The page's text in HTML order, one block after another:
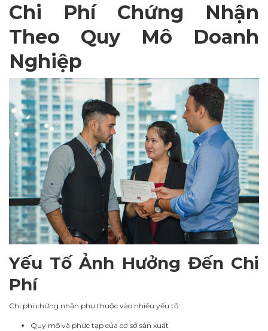
Chi Phí Chứng Nhận
Theo Quy Mô Doanh
Nghiệp
Yếu Tố Ảnh Hưởng Đến Chi
Phí
Chi phí chứng nhận phụ thuộc vào nhiều yếu tố:
Quy mô và phức tạp của cơ sở sản xuất